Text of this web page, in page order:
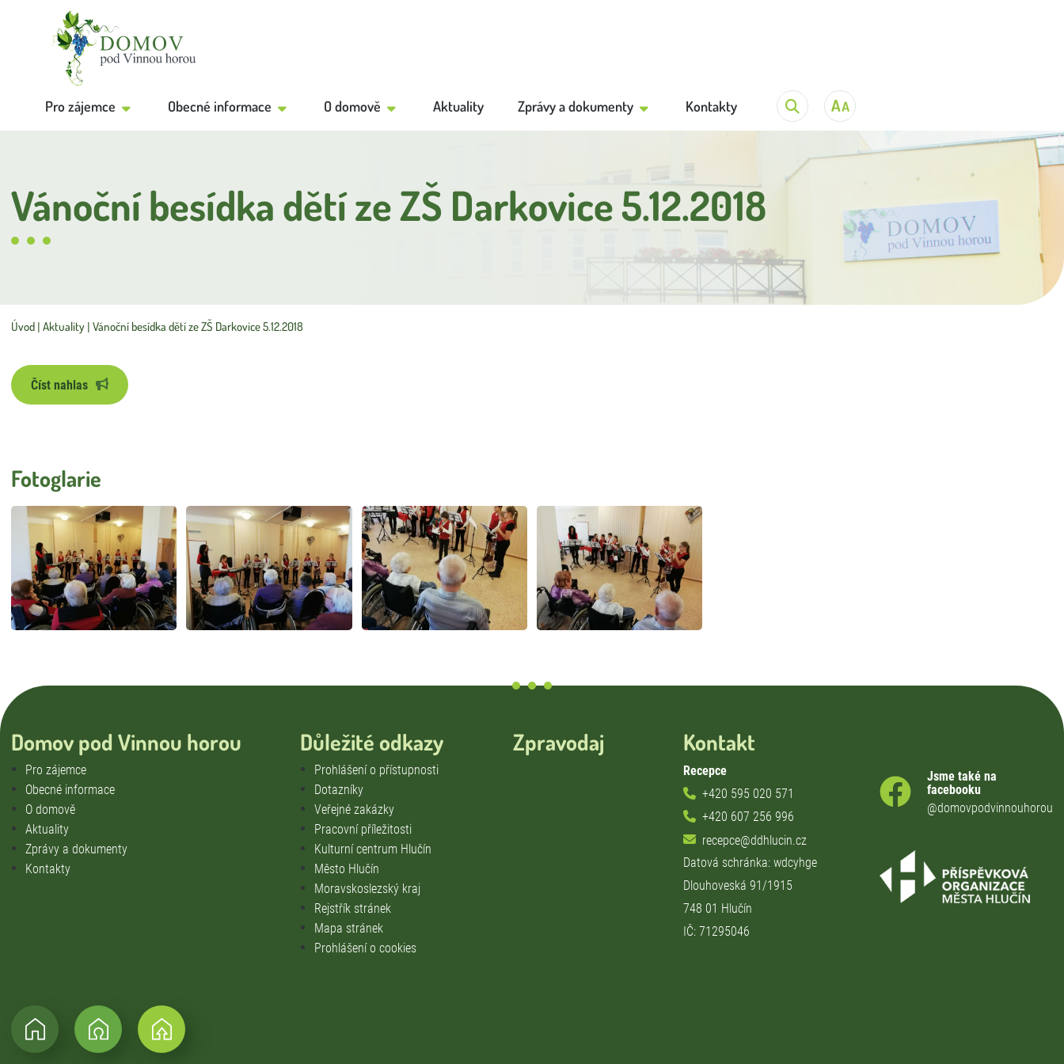
Pro zájemce Obecné informace O domově Aktuality Zprávy a dokumenty Kontakty
Vánoční besídka dětí ze ZŠ Darkovice 5.12.2018
Úvod Aktuality Vánoční besídka dětí ze ZŠ Darkovice 5.12.2018
Číst nahlas
Fotoglarie
Domov pod Vinnou horou
Pro zájemce
Obecné informace
O domově
Aktuality
Zprávy a dokumenty
Kontakty
Důležité odkazy
Prohlášení o přístupnosti
Dotazníky
Veřejné zakázky
Pracovní příležitosti
Kulturní centrum Hlučín
Město Hlučín
Moravskoslezský kraj
Rejstřík stránek
Mapa stránek
Prohlášení o cookies
Zpravodaj Kontakt
Recepce
+420 595 020 571
+420 607 256 996
recepce@ddhlucin.cz
Datová schránka: wdcyhge
Dlouhoveská 91/1915
748 01 Hlučín
IČ: 71295046
Jsme také na
facebooku
@domovpodvinnouhorou